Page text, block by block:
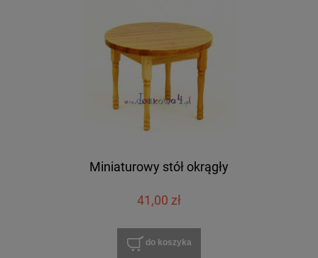
Miniaturowy stół okrągły
41,00 zł
do koszyka